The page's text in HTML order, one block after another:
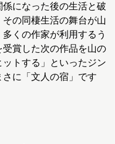
になった後の生活と破
の同棲生活の舞台が山
くの作家が利用するう
賞した次の作品を山の
ットする」といったジン
に「文人の宿」です